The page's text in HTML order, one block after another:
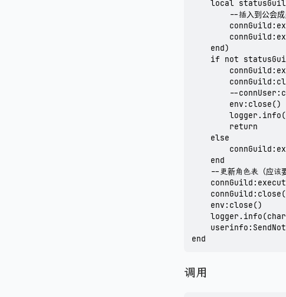
local
--插入到公会成
    end)
if not
--
        env:close()
        return
    else
    end
--更新角色表（应该
    env:close()
end
调用